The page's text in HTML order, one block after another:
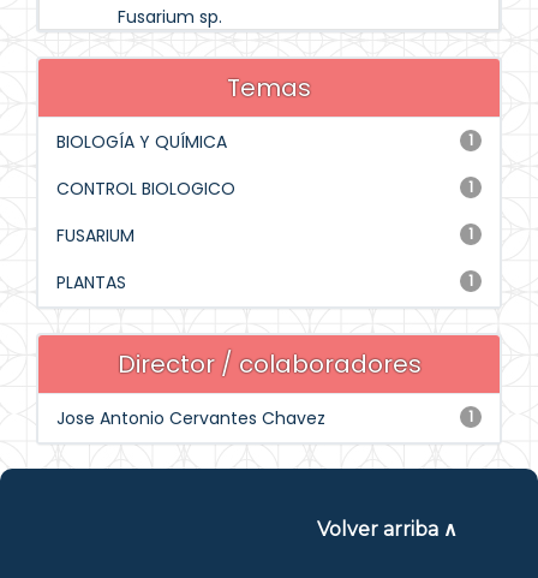
Fusarium sp.
Temas
1
BIOLOGÍA Y QUÍMICA
1
CONTROL BIOLOGICO
1
FUSARIUM
1
PLANTAS
Director / colaboradores
1
Jose Antonio Cervantes Chavez
Volver arriba ∧